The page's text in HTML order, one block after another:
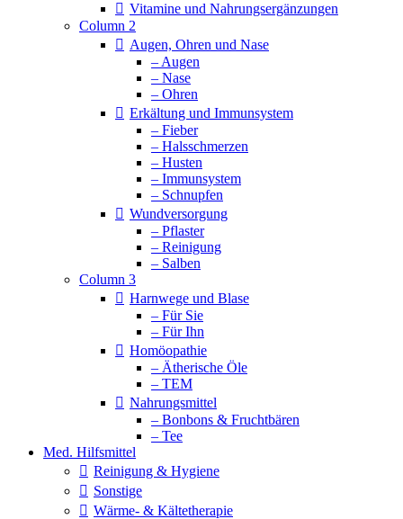
Vitamine und Nahrungsergänzungen
Column 2
Augen, Ohren und Nase
– Augen
– Nase
– Ohren
Erkältung und Immunsystem
– Fieber
– Halsschmerzen
– Husten
– Immunsystem
– Schnupfen
Wundversorgung
– Pflaster
– Reinigung
– Salben
Column 3
Harnwege und Blase
– Für Sie
– Für Ihn
Homöopathie
– Ätherische Öle
– TEM
Nahrungsmittel
– Bonbons & Fruchtbären
– Tee
Med. Hilfsmittel
Reinigung & Hygiene
Sonstige
Wärme- & Kältetherapie